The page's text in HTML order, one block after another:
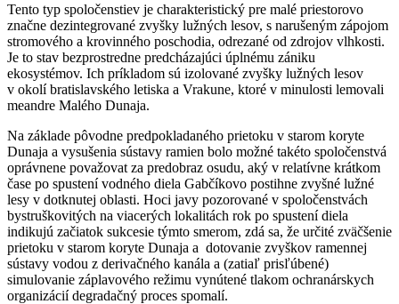
Tento typ spoločenstiev je charakteristický pre malé priestorovo
značne dezintegrované zvyšky lužných lesov, s narušeným zápojom
stromového a krovinného poschodia, odrezané od zdrojov vlhkosti.
Je to stav bezprostredne predcházajúci úplnému zániku
ekosystémov. Ich príkladom sú izolované zvyšky lužných lesov
v okolí bratislavského letiska a Vrakune, ktoré v minulosti lemovali
meandre Malého Dunaja.
Na základe pôvodne predpokladaného prietoku v starom koryte
Dunaja a vysušenia sústavy ramien bolo možné takéto spoločenstvá
oprávnene považovat za predobraz osudu, aký v relatívne krátkom
čase po spustení vodného diela Gabčíkovo postihne zvyšné lužné
lesy v dotknutej oblasti. Hoci javy pozorované v spoločenstvách
bystruškovitých na viacerých lokalitách rok po spustení diela
indikujú začiatok sukcesie týmto smerom, zdá sa, že určité zväčšenie
prietoku v starom koryte Dunaja a dotovanie zvyškov ramennej
sústavy vodou z derivačného kanála a (zatiaľ prisľúbené)
simulovanie záplavového režimu vynútené tlakom ochranárskych
organizácií degradačný proces spomalí.